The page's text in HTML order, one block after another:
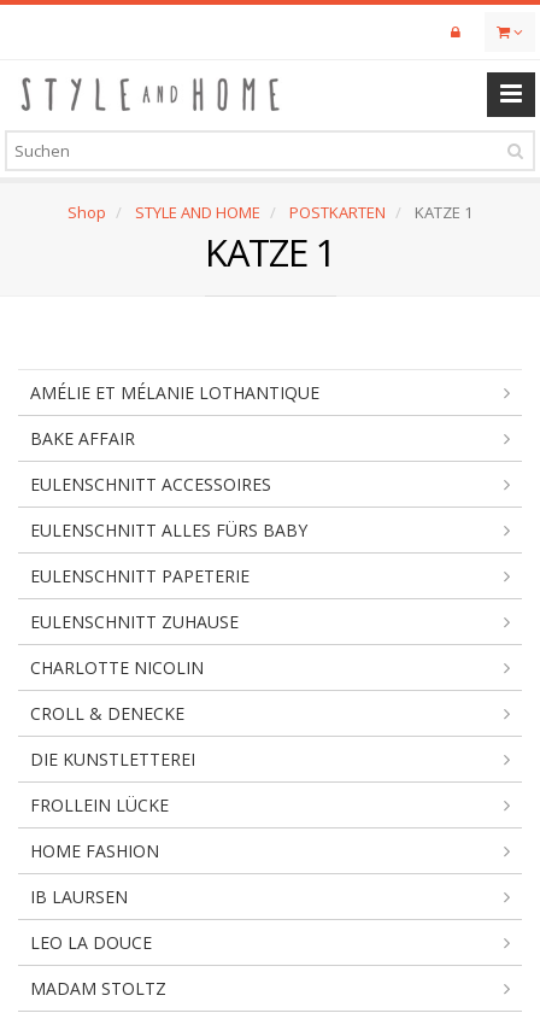
Skip
content
Shop STYLE AND HOME POSTKARTEN KATZE 1
KATZE 1
AMÉLIE ET MÉLANIE LOTHANTIQUE
BAKE AFFAIR
EULENSCHNITT ACCESSOIRES
EULENSCHNITT ALLES FÜRS BABY
EULENSCHNITT PAPETERIE
EULENSCHNITT ZUHAUSE
CHARLOTTE NICOLIN
CROLL & DENECKE
DIE KUNSTLETTEREI
FROLLEIN LÜCKE
HOME FASHION
IB LAURSEN
LEO LA DOUCE
MADAM STOLTZ